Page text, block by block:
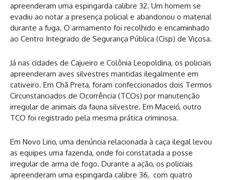
apreenderam uma espingarda calibre 32. Um homem se
evadiu ao notar a presença policial e abandonou o material
durante a fuga. O armamento foi recolhido e encaminhado
ao Centro Integrado de Segurança Pública (Cisp) de Viçosa.
Já nas cidades de Cajueiro e Colônia Leopoldina, os policiais
apreenderam aves silvestres mantidas ilegalmente em
cativeiro. Em Chã Preta, foram confeccionados dois Termos
Circunstanciados de Ocorrência (TCOs) por manutenção
irregular de animais da fauna silvestre. Em Maceió, outro
TCO foi registrado pela mesma prática criminosa.
Em Novo Lino, uma denúncia relacionada à caça ilegal levou
as equipes uma fazenda, onde foi constatada a posse
irregular de arma de fogo. Durante a ação, os policiais
apreenderam uma espingarda calibre 36, com quatro